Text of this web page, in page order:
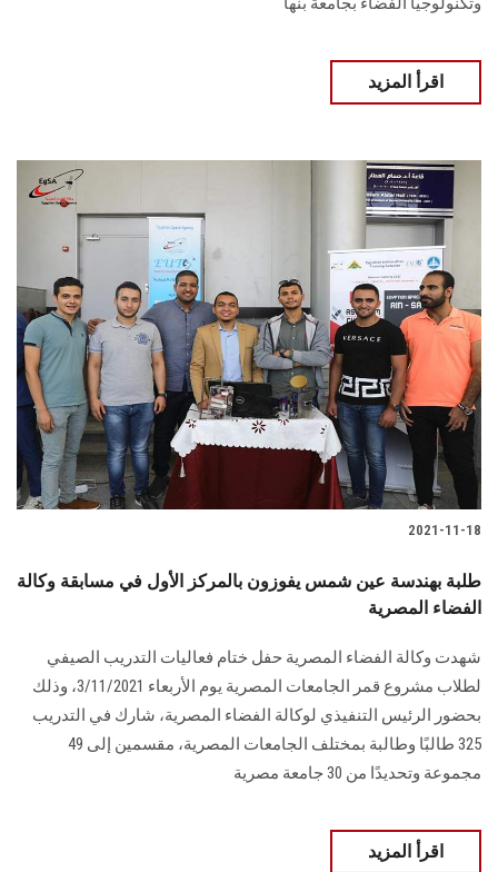
اقرأ المزيد
2021-11-18
طلبة بهندسة عين شمس يفوزون بالمركز الأول في مسابقة وكالة
الفضاء المصرية
شهدت وكالة الفضاء المصرية حفل ختام فعاليات التدريب الصيفي
لطلاب مشروع قمر الجامعات المصرية يوم الأربعاء 3/11/2021، وذلك
بحضور الرئيس التنفيذي لوكالة الفضاء المصرية، شارك في التدريب
325 طالبًا وطالبة بمختلف الجامعات المصرية، مقسمين إلى 49
مجموعة وتحديدًا من 30 جامعة مصرية
اقرأ المزيد